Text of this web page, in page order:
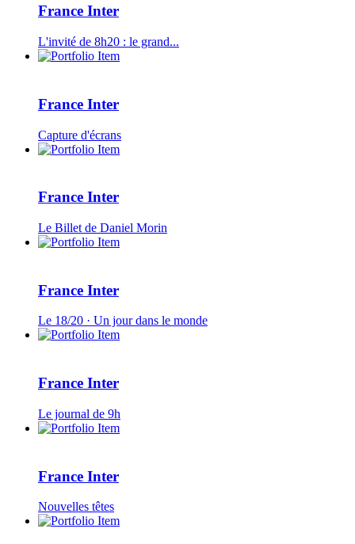
France Inter
L'invité de 8h20 : le grand...
France Inter
Capture d'écrans
France Inter
Le Billet de Daniel Morin
France Inter
Le 18/20 · Un jour dans le monde
France Inter
Le journal de 9h
France Inter
Nouvelles têtes